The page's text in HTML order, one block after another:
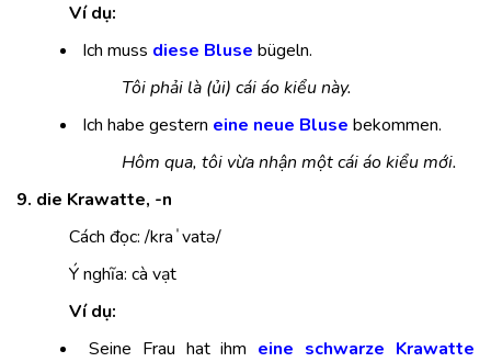
Ví dụ:
Ich muss diese Bluse bügeln.
Tôi phải là (ủi) cái áo kiểu này.
Ich habe gestern eine neue Bluse bekommen.
Hôm qua, tôi vừa nhận một cái áo kiểu mới.
9. die Krawatte, -n
Cách đọc: /kraˈvatə/
Ý nghĩa: cà vạt
Ví dụ:
Seine Frau hat ihm eine schwarze Krawatte